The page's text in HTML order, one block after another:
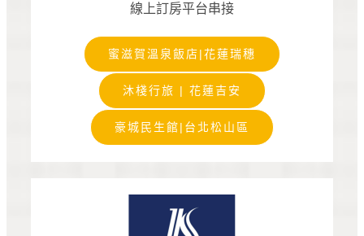
線上訂房平台串接
蜜滋賀溫泉飯店|花蓮瑞穗
沐棧行旅 | 花蓮吉安
豪城民生館|台北松山區